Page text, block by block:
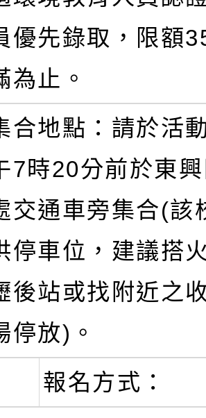
優先錄取，限額
為止。
合地點：請於活
7時20分前於東
交通車旁集合(該
停車位，建議搭
後站或找附近之
停放)。
報名方式：